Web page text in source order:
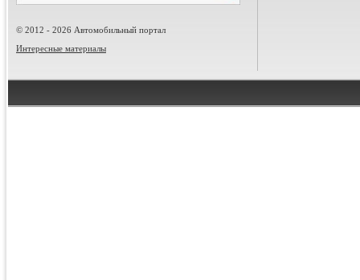
© 2012 - 2026 Автомобильный портал
Интересные материалы